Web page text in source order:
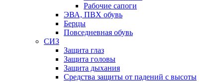
Рабочие сапоги
ЭВА, ПВХ обувь
Берцы
Повседневная обувь
СИЗ
Защита глаз
Защита головы
Защита дыхания
Средства защиты от падений с высоты